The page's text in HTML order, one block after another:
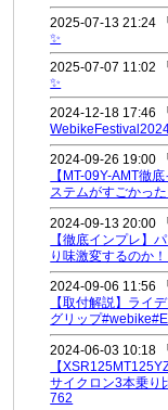
2025-07-13 21:24
✨
2025-07-07 11:02
✨
2024-12-18 17:46
2024-09-26 19:00
【MT-09Y-AMT徹
ステムがすごかっ
2024-09-13 20:00
【徹底インプレ】
り味激変するのか
2024-09-06 11:56
【取付解説】ライ
グリップ
2024-06-03 10:18
【
サイクロン3本乗り
762